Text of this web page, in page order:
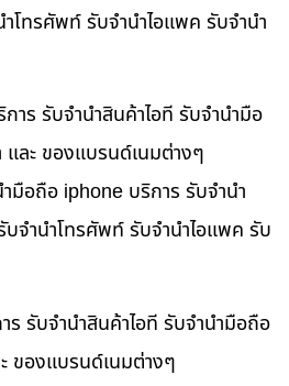
โทรศัพท์ รับจำนำไอแพค รับจำนำ
าร รับจำนำสินค้าไอที รับจำนำมือ
ละ ของแบรนด์เนมต่างๆ
มือถือ iphone บริการ รับจำนำ
จำนำโทรศัพท์ รับจำนำไอแพค รับ
รับจำนำสินค้าไอที รับจำนำมือถือ
ของแบรนด์เนมต่างๆ